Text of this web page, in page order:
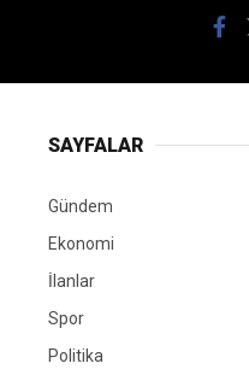
SAYFALAR
Gündem
Ekonomi
İlanlar
Spor
Politika